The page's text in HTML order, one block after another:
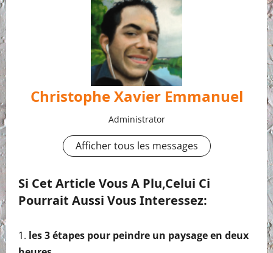
Christophe Xavier Emmanuel
Administrator
Afficher tous les messages
Si Cet Article Vous A Plu,celui Ci
Pourrait Aussi Vous Interessez:
les 3 étapes pour peindre un paysage en deux